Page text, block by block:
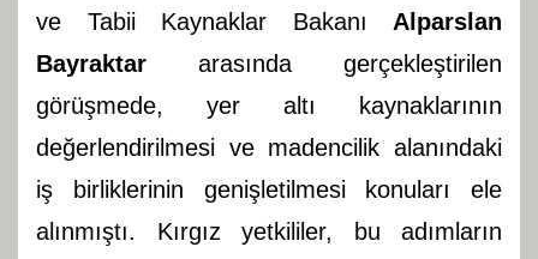
ve Tabii Kaynaklar Bakanı Alparslan
Bayraktar arasında gerçekleştirilen
görüşmede, yer altı kaynaklarının
değerlendirilmesi ve madencilik alanındaki
iş birliklerinin genişletilmesi konuları ele
alınmıştı. Kırgız yetkililer, bu adımların